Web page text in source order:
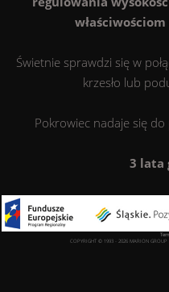
właściwościom
Świetnie sprawdzi się w
krzesło lub
Pokrowiec nadaje się
3 lata
COPYRIGHT © 1993 - 2026 MARION